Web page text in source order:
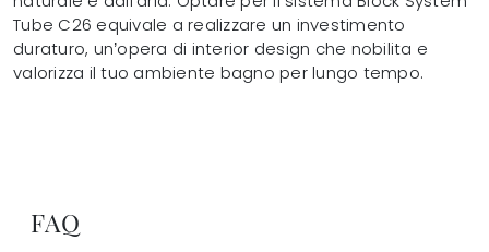
Tube C26 equivale a realizzare un investimento
duraturo, un’opera di interior design che nobilita e
valorizza il tuo ambiente bagno per lungo tempo.
FAQ